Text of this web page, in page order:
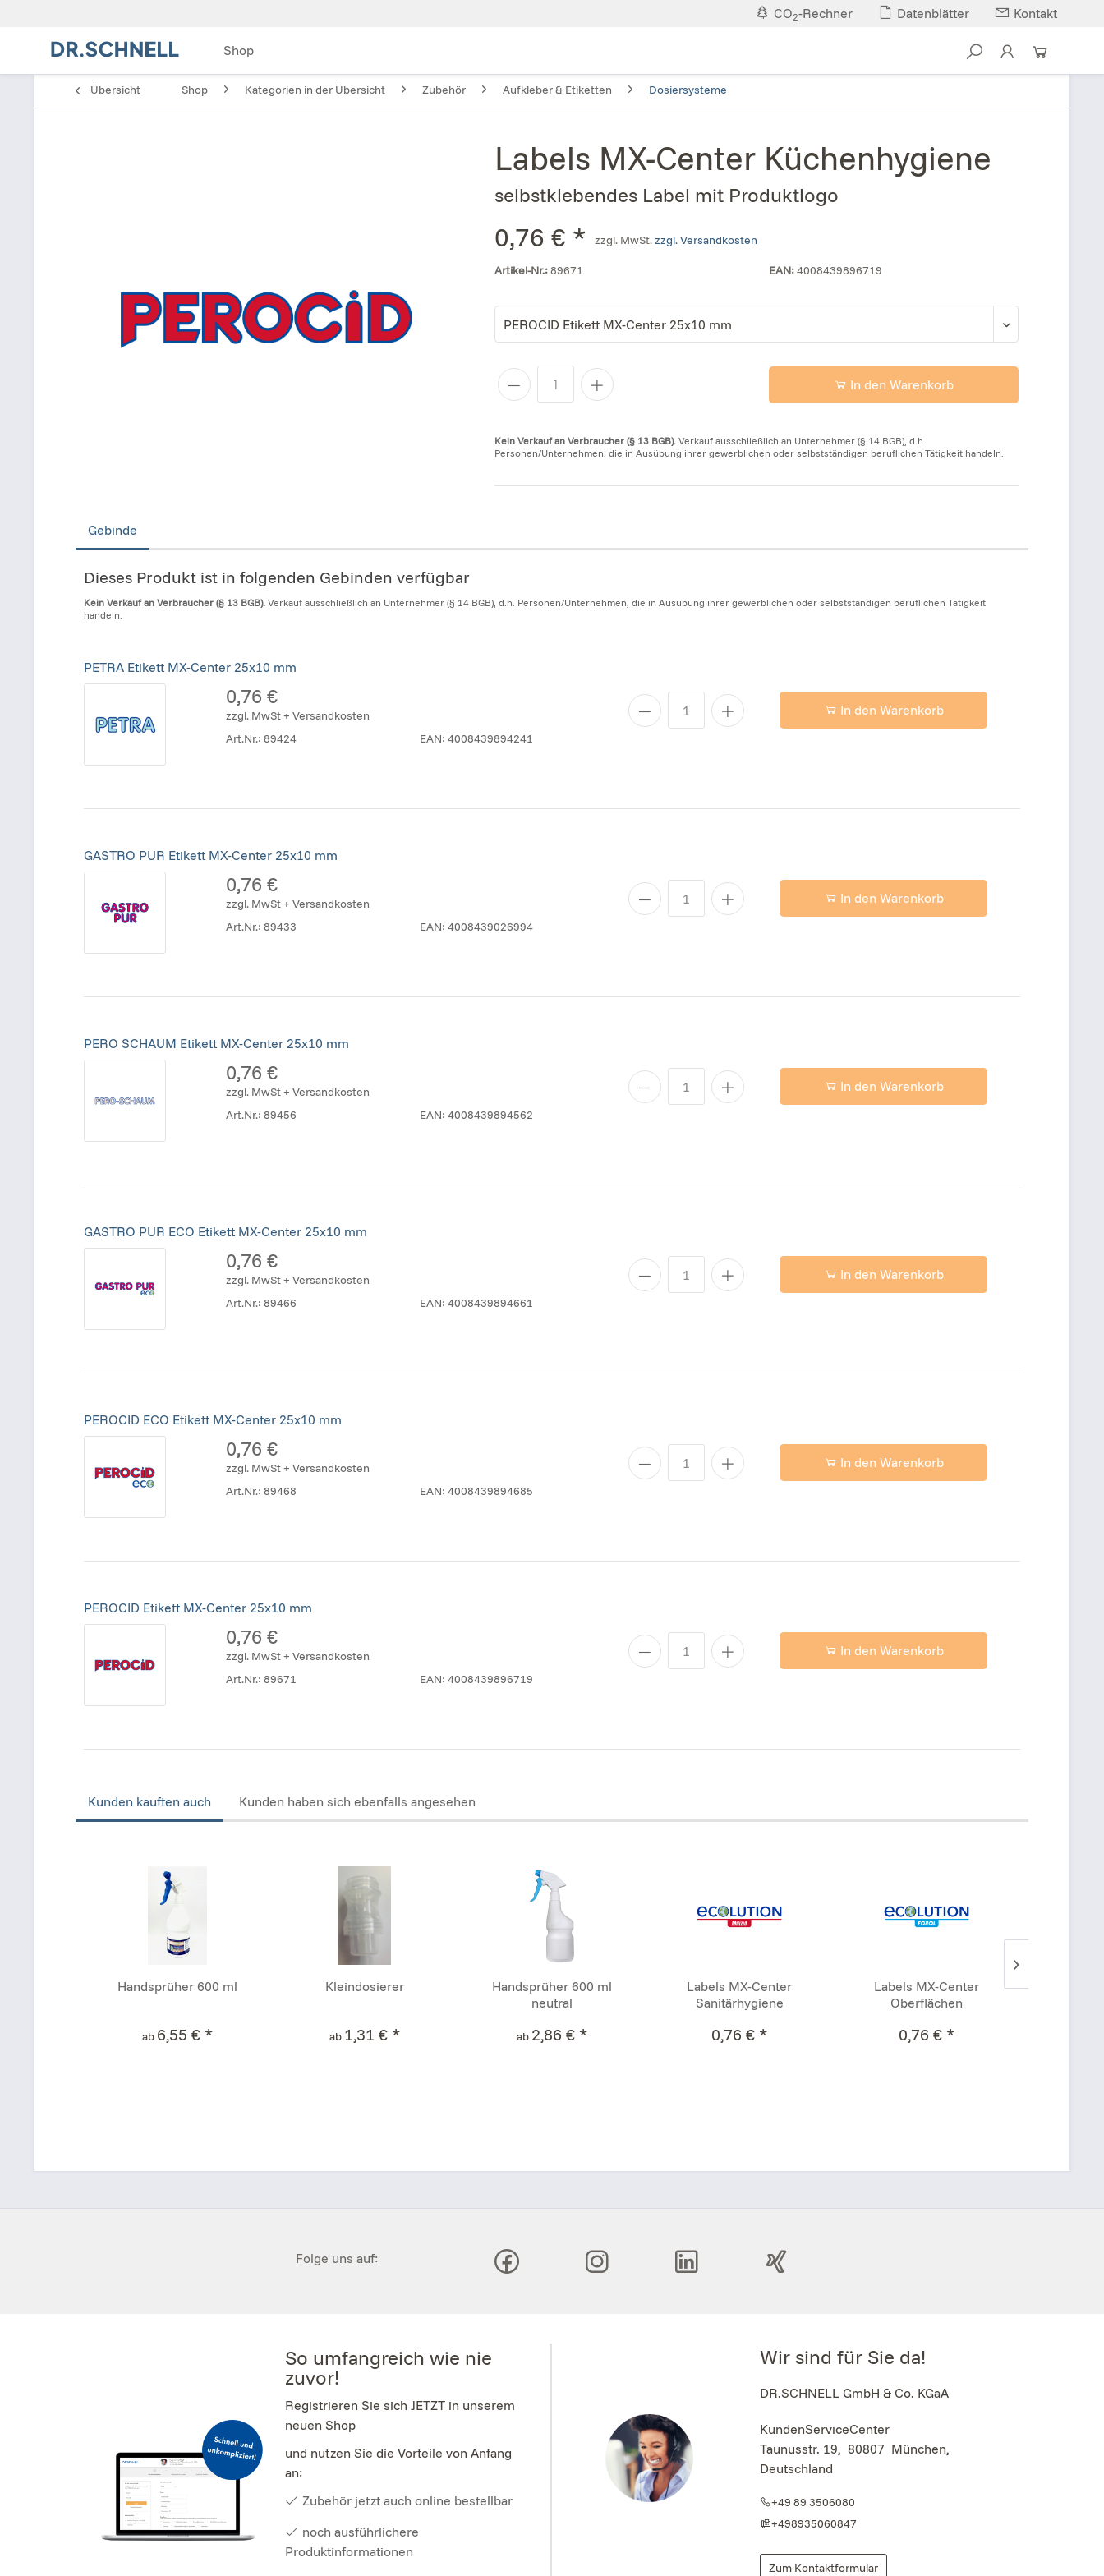
CO2-Rechner Datenblätter Kontakt
Shop
Übersicht Shop Kategorien in der Übersicht Zubehör Aufkleber & Etiketten Dosiersysteme
Labels MX-Center Küchenhygiene
selbstklebendes Label mit Produktlogo
0,76 € * zzgl. MwSt.zzgl. Versandkosten
Artikel-Nr.:89671 EAN:4008439896719
In den Warenkorb
Kein Verkauf an Verbraucher (§ 13 BGB). Verkauf ausschließlich an Unternehmer (§ 14 BGB), d.h.
Personen/Unternehmen, die in Ausübung ihrer gewerblichen oder selbstständigen beruflichen Tätigkeit handeln.
Gebinde
Dieses Produkt ist in folgenden Gebinden verfügbar
Kein Verkauf an Verbraucher (§ 13 BGB). Verkauf ausschließlich an Unternehmer (§ 14 BGB), d.h. Personen/Unternehmen, die in Ausübung ihrer gewerblichen oder selbstständigen beruflichen Tätigkeit
handeln.
PETRA Etikett MX-Center 25x10 mm
0,76 €
zzgl. MwSt + Versandkosten
Art.Nr.:89424 EAN: 4008439894241
In den Warenkorb
GASTRO PUR Etikett MX-Center 25x10 mm
0,76 €
zzgl. MwSt + Versandkosten
Art.Nr.:89433 EAN: 4008439026994
In den Warenkorb
PERO SCHAUM Etikett MX-Center 25x10 mm
0,76 €
zzgl. MwSt + Versandkosten
Art.Nr.:89456 EAN: 4008439894562
In den Warenkorb
GASTRO PUR ECO Etikett MX-Center 25x10 mm
0,76 €
zzgl. MwSt + Versandkosten
Art.Nr.:89466 EAN: 4008439894661
In den Warenkorb
PEROCID ECO Etikett MX-Center 25x10 mm
0,76 €
zzgl. MwSt + Versandkosten
Art.Nr.:89468 EAN: 4008439894685
In den Warenkorb
PEROCID Etikett MX-Center 25x10 mm
0,76 €
zzgl. MwSt + Versandkosten
Art.Nr.:89671 EAN: 4008439896719
In den Warenkorb
Kunden kauften auch Kunden haben sich ebenfalls angesehen
Handsprüher 600 ml
ab 6,55 € *
Kleindosierer
ab 1,31 € *
Handsprüher 600 ml
neutral
ab 2,86 € *
Labels MX-Center
Sanitärhygiene
0,76 € *
Labels MX-Center
Oberflächen
0,76 € *
Folge uns auf:
So umfangreich wie nie
zuvor!
Registrieren Sie sich JETZT in unserem
neuen Shop
und nutzen Sie die Vorteile von Anfang
an:
Zubehör jetzt auch online bestellbar
noch ausführlichere
Produktinformationen
Wir sind für Sie da!
DR.SCHNELL GmbH & Co. KGaA
KundenServiceCenter
Taunusstr. 19, 80807 München,
Deutschland
+49 89 3506080
+498935060847
Zum Kontaktformular